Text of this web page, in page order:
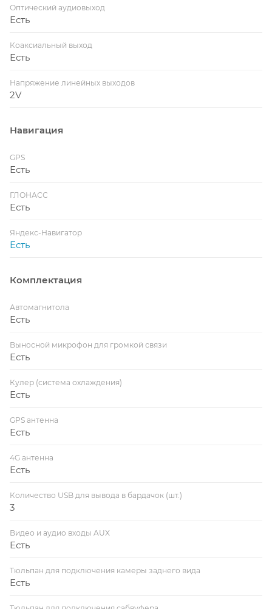
Оптический аудиовыход
Есть
Коаксиальный выход
Есть
Напряжение линейных выходов
2V
Навигация
GPS
Есть
ГЛОНАСС
Есть
Яндекс-Навигатор
Есть
Комплектация
Автомагнитола
Есть
Выносной микрофон для громкой связи
Есть
Кулер (система охлаждения)
Есть
GPS антенна
Есть
4G антенна
Есть
Количество USB для вывода в бардачок (шт.)
3
Видео и аудио входы AUX
Есть
Тюльпан для подключения камеры заднего вида
Есть